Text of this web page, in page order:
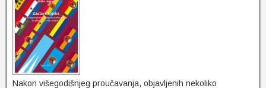
Nakon višegodišnjeg proučavanja, objavljenih nekoliko